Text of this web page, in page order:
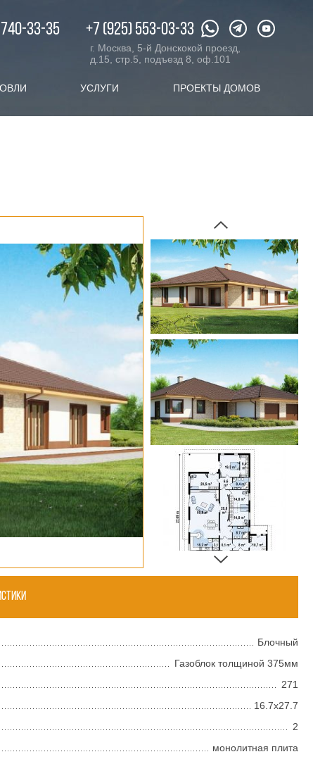
33-35 +7 (925) 553-03-33
г. Москва, 5-й Донскокой проезд,
д.15, стр.5, подъезд 8, оф.101
УСЛУГИ ПРОЕКТЫ ДОМОВ
Блочный
Газоблок толщиной 375мм
271
16.7х27.7
2
монолитная плита